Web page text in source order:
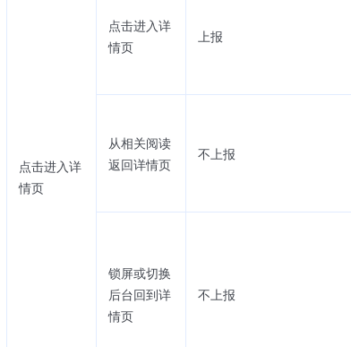
点击进入详
情页
点击进入详
情页
上报
从相关阅读
返回详情页
不上报
锁屏或切换
后台回到详
情页
不上报